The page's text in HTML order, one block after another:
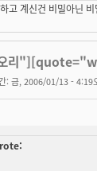
고 계신건 비밀아닌
오리
: 금, 2006/01/13 - 4:19